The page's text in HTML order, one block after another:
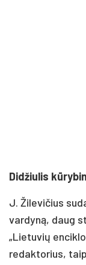
Didžiulis
J. Žilevičius
vardyną, daug
„Lietuvių
redaktorius,